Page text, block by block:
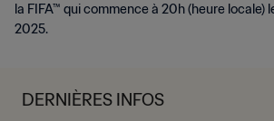
la FIFA™ qui commence à 20h (heure locale)
2025.
DERNIÈRES INFOS